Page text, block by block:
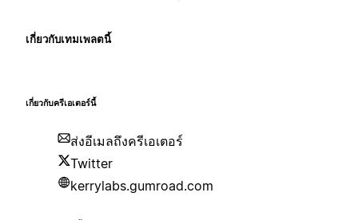
เกี่ยวกับเทมเพลตนี้
เกี่ยวกับครีเอเตอร์นี้
ส่งอีเมลถึงครีเอเตอร์
Twitter
kerrylabs.gumroad.com